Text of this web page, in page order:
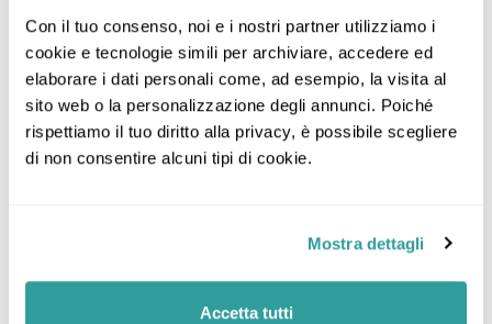
Con il tuo consenso, noi e i nostri partner utilizziamo i
cookie e tecnologie simili per archiviare, accedere ed
elaborare i dati personali come, ad esempio, la visita al
sito web o la personalizzazione degli annunci. Poiché
rispettiamo il tuo diritto alla privacy, è possibile scegliere
di non consentire alcuni tipi di cookie.
Mostra dettagli
Accetta tutti
Collection O Room Lanna Hotel
Chiang Mai -Mostra sulla mappa> 1,7 km da Centro
8,4
Molto bene
339
Ristorante
Parcheggio gratuito
Dettagli